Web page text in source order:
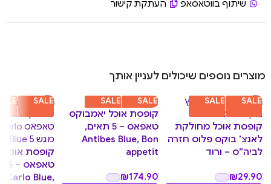
שיתוף בווטאסאפ העתקת קישור
מוצרים נוספים שיכולים לעניין אותך
SALE
SALE
קופסת אוכל מחולקת
לאנצ’ בוקס פלוס חזרה
לביה”ס – ורוד
₪29.90
SALE
SALE
קופסת אוכל יאמבוקס
טאפאס – 5 תאים,
Antibes Blue, Bon
appetit
₪174.90
SALE
קופסת אוכל
Carlo Blue,